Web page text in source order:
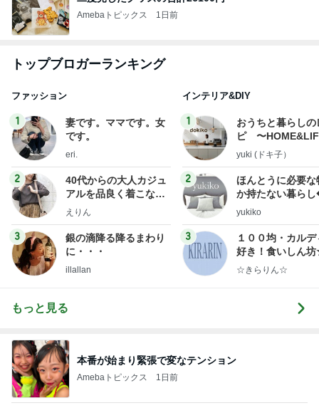
Amebaトピックス 1日前
トップブロガーランキング
ファッション
1
妻です。ママです。女
です。
eri.
2
40代からの大人カジュ
アルを品良く着こなす
ファッションブログ
えりん
3
銀の滴降る降るまわり
に・・・
illallan
インテリア&DIY
1
おうちと暮らしの
ピ 〜
yuki (ドキ子）
2
ほんとうに必要な
か持たない暮ら
ep Life Simple◆
yukiko
3
１００均・カルデ
好き！食いしん
らりん☆のブログ
☆きらりん☆
もっと見る
本番が始まり緊張で変なテンション
Amebaトピックス 1日前